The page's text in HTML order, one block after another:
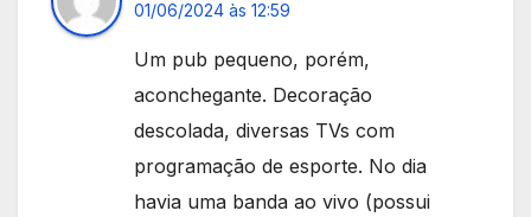
01/06/2024 às 12:59
Um pub pequeno, porém,
aconchegante. Decoração
descolada, diversas TVs com
programação de esporte. No dia
havia uma banda ao vivo (possui